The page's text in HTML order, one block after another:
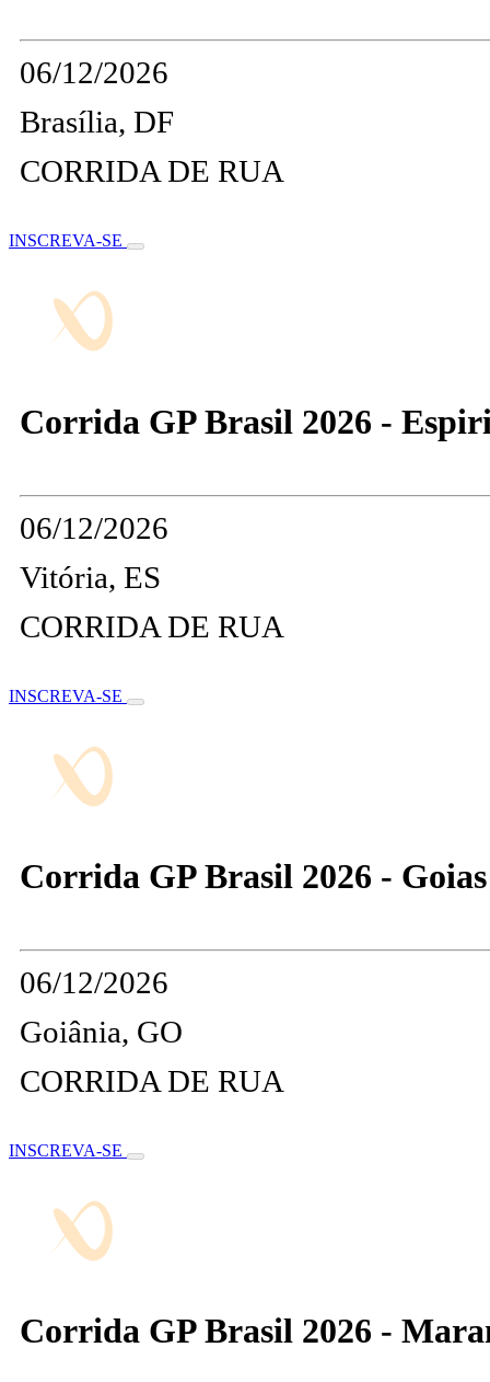
06/12/2026
Brasília, DF
CORRIDA DE RUA
INSCREVA-SE
Corrida GP Brasil 2026 -
06/12/2026
Vitória, ES
CORRIDA DE RUA
INSCREVA-SE
Corrida GP Brasil 2026 - Goias
06/12/2026
Goiânia, GO
CORRIDA DE RUA
INSCREVA-SE
Corrida GP Brasil 2026 -